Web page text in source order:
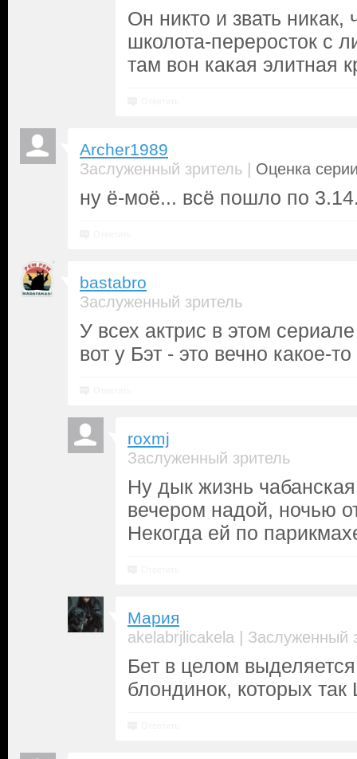
Он никто и звать никак,
школота-переросток с
там вон какая элитная
Archer1989
Заслуженный зритель | Оценка
ну ё-моё... всё пошло по
bastabro
Заслуженный зритель
У всех актрис в этом
вот у Бэт - это вечно какое-
roxmj
Заслуженный зритель
Ну дык жизнь
вечером надой, ночью
Некогда ей по
Мария
akelabrjlicakela | Заслуженный
Бет в целом
блондинок, которых